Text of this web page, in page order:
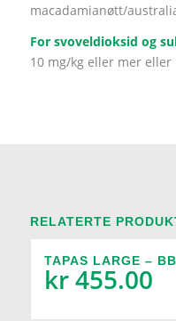
macadamianøtt/
For svoveldioksid og
10 mg/kg eller mer eller
RELATERTE
TAPAS LARGE –
kr455.00